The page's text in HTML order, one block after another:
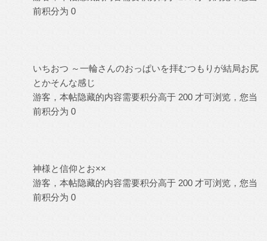
前积分为 0
いちおつ ～一輪さんのおっぱいを拝むつもりが結局お尻
とかそんな感じ
游客，本帖隐藏的内容需要积分高于 200 才可浏览，您当
前积分为 0
神様と信仰とお××
游客，本帖隐藏的内容需要积分高于 200 才可浏览，您当
前积分为 0